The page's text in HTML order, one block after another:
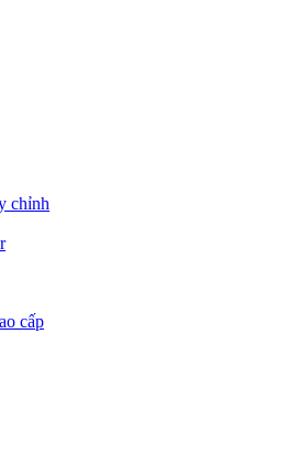
chỉnh
cấp